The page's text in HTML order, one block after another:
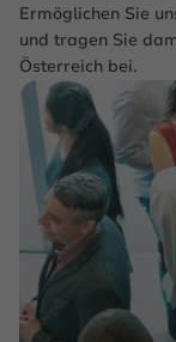
Ermöglichen Sie
und tragen Sie
Österreich bei.